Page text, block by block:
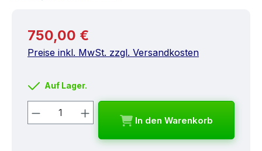
Regulärer Preis:
750,00 €
Preise inkl. MwSt. zzgl. Versandkosten
Auf Lager.
Produkt Anzahl: Gib den
In den Warenkorb